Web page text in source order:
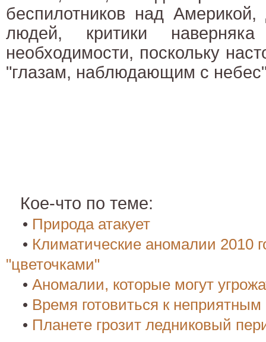
беспилотников над
людей, критики
необходимости, поскольку
"глазам, наблюдающим с
Кое-что по теме:
• Природа атакует
• Климатические аномалии 2010
"цветочками"
• Аномалии, которые могут
• Время готовиться к
• Планете грозит ледниковый